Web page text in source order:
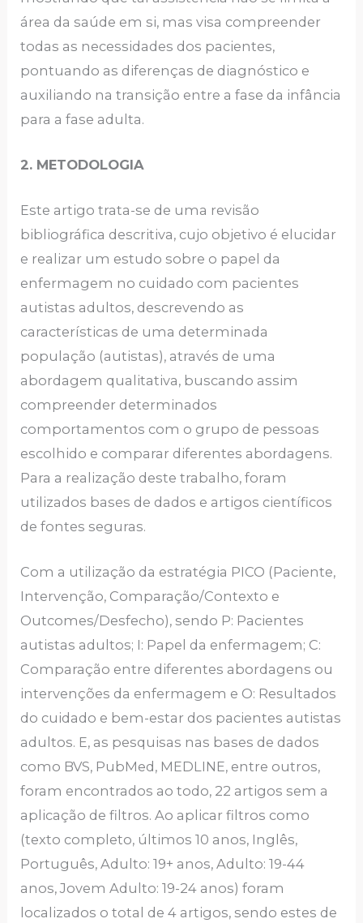
área da saúde em si, mas visa compreender
todas as necessidades dos pacientes,
pontuando as diferenças de diagnóstico e
auxiliando na transição entre a fase da infância
para a fase adulta.
2. METODOLOGIA
Este artigo trata-se de uma revisão
bibliográfica descritiva, cujo objetivo é elucidar
e realizar um estudo sobre o papel da
enfermagem no cuidado com pacientes
autistas adultos, descrevendo as
características de uma determinada
população (autistas), através de uma
abordagem qualitativa, buscando assim
compreender determinados
comportamentos com o grupo de pessoas
escolhido e comparar diferentes abordagens.
Para a realização deste trabalho, foram
utilizados bases de dados e artigos científicos
de fontes seguras.
Com a utilização da estratégia PICO (Paciente,
Intervenção, Comparação/Contexto e
Outcomes/Desfecho), sendo P: Pacientes
autistas adultos; I: Papel da enfermagem; C:
Comparação entre diferentes abordagens ou
intervenções da enfermagem e O: Resultados
do cuidado e bem-estar dos pacientes autistas
adultos. E, as pesquisas nas bases de dados
como BVS, PubMed, MEDLINE, entre outros,
foram encontrados ao todo, 22 artigos sem a
aplicação de filtros. Ao aplicar filtros como
(texto completo, últimos 10 anos, Inglês,
Português, Adulto: 19+ anos, Adulto: 19-44
anos, Jovem Adulto: 19-24 anos) foram
localizados o total de 4 artigos, sendo estes de